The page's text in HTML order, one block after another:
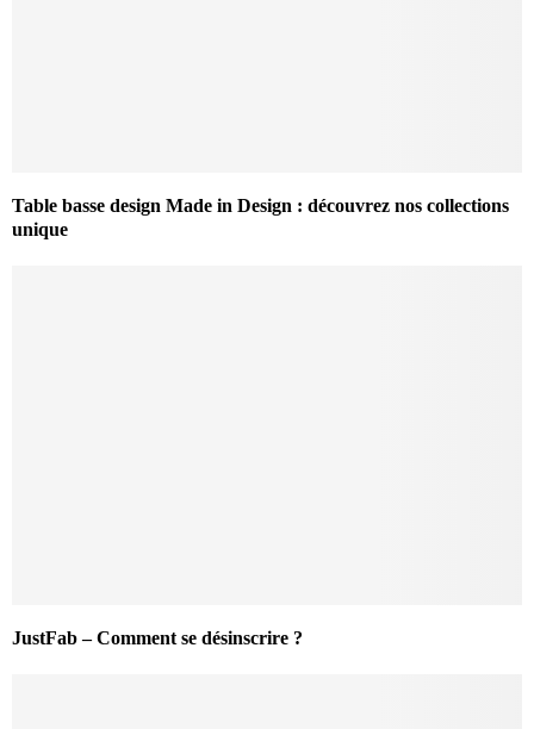
Table basse design Made in Design : découvrez nos collections
unique
JustFab – Comment se désinscrire ?